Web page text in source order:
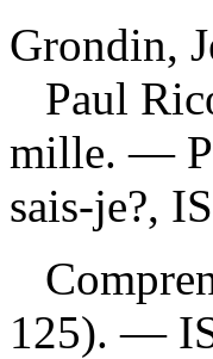
Grondin,
Paul
mille. —
sais-je?,
125). —